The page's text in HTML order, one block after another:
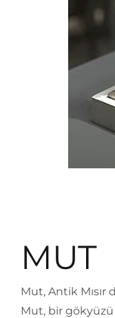
MUT
Mut, Antik Mısır
Mut, bir gökyüzü